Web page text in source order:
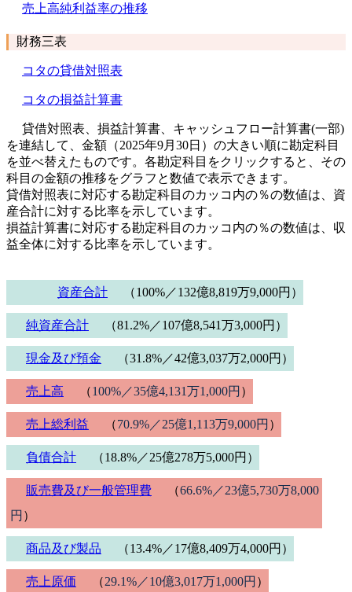
売上高純利益率の推移
財務三表
コタの貸借対照表
コタの損益計算書
貸借対照表、損益計算書、キャッシュフロー計算書(一部)
を連結して、金額（2025年9月30日）の大きい順に勘定科目
を並べ替えたものです。各勘定科目をクリックすると、その
科目の金額の推移をグラフと数値で表示できます。
貸借対照表に対応する勘定科目のカッコ内の％の数値は、資
産合計に対する比率を示しています。
損益計算書に対応する勘定科目のカッコ内の％の数値は、収
益全体に対する比率を示しています。
資産合計 （100%／132億8,819万9,000円）
純資産合計 （81.2%／107億8,541万3,000円）
現金及び預金 （31.8%／42億3,037万2,000円）
売上高 （100%／35億4,131万1,000円 ）
売上総利益 （70.9%／25億1,113万9,000円 ）
負債合計 （18.8%／25億278万5,000円）
販売費及び一般管理費 （66.6%／23億5,730万8,000
円 ）
商品及び製品 （13.4%／17億8,409万4,000円）
売上原価 （29.1%／10億3,017万1,000円 ）